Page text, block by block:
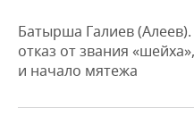
КОРОЛИ ГОСЗАКАЗА
ФИНАНСЫ
НОВОСТИ
ПРОМЫШЛЕННОСТИ
НЕДВИЖИМОСТЬ
АВТО
Батырша Галиев
отказ от звания
и начало мятежа